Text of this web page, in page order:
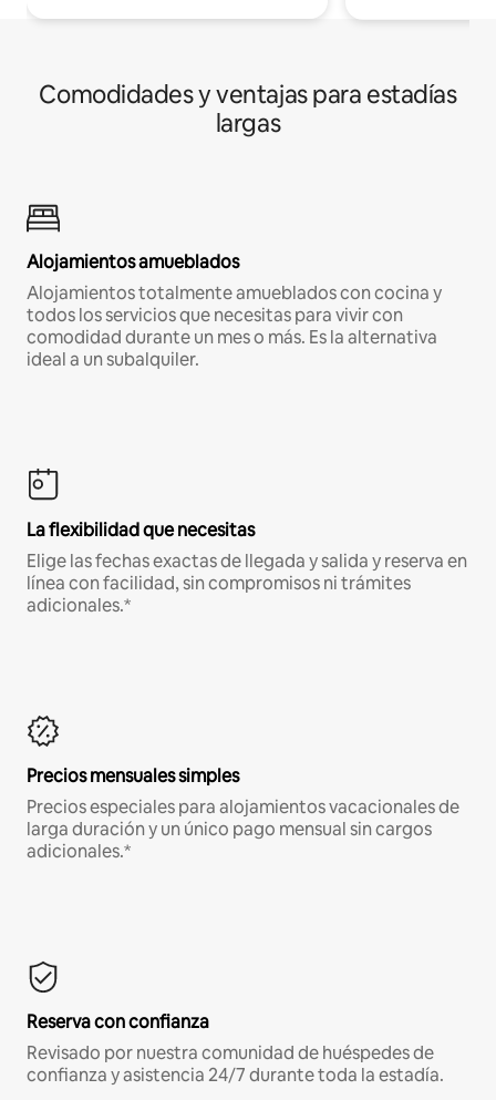
Comodidades y ventajas para estadías
largas
Alojamientos amueblados
Alojamientos totalmente amueblados con cocina y
todos los servicios que necesitas para vivir con
comodidad durante un mes o más. Es la alternativa
ideal a un subalquiler.
La flexibilidad que necesitas
Elige las fechas exactas de llegada y salida y reserva en
línea con facilidad, sin compromisos ni trámites
adicionales.*
Precios mensuales simples
Precios especiales para alojamientos vacacionales de
larga duración y un único pago mensual sin cargos
adicionales.*
Reserva con confianza
Revisado por nuestra comunidad de huéspedes de
confianza y asistencia 24/7 durante toda la estadía.